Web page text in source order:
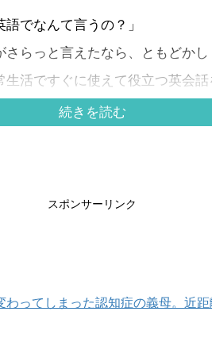
でなんて言うの？」
らっと言えたなら、ともどか
活ですぐに使えて役立つ英会話
続きを読む
スポンサーリンク
わってしまった認知症の義母。近